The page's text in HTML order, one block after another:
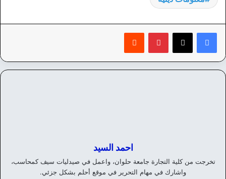
بينتيريست
احمد السيد
تخرجت من كلية التجارة جامعة حلوان، واعمل في صيدليات سيف كمحاسب،
واشارك في مهام التحرير في موقع أحلم بشكل جزئي.